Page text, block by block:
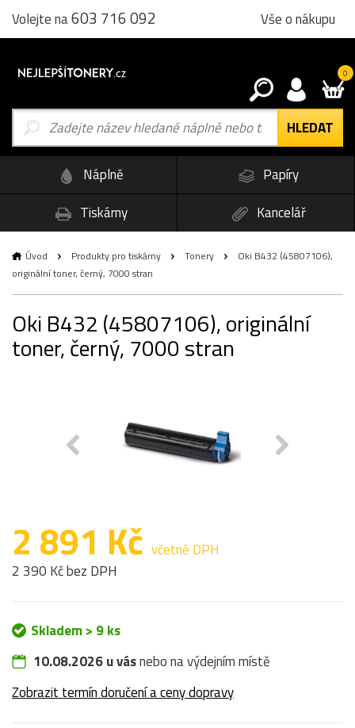
Volejte na603 716 092 Vše o nákupu
0
Náplně
Papíry
Tiskárny
Kancelář
Úvod Produkty pro tiskárny Tonery
Oki B432 (45807106),
originální toner, černý, 7000 stran
Oki B432 (45807106), originální
toner, černý, 7000 stran
2 891 Kč včetně DPH
2 390 Kč bez DPH
Skladem > 9 ks
10.08.2026 u vásnebo na výdejním místě
Zobrazit termín doručení a ceny dopravy